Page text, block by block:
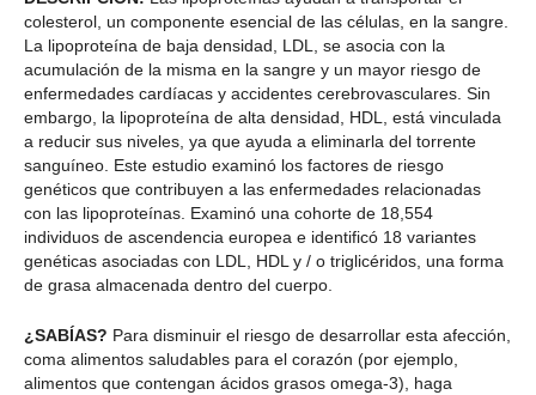
colesterol, un componente esencial de las células, en la sangre.
La lipoproteína de baja densidad, LDL, se asocia con la
acumulación de la misma en la sangre y un mayor riesgo de
enfermedades cardíacas y accidentes cerebrovasculares. Sin
embargo, la lipoproteína de alta densidad, HDL, está vinculada
a reducir sus niveles, ya que ayuda a eliminarla del torrente
sanguíneo. Este estudio examinó los factores de riesgo
genéticos que contribuyen a las enfermedades relacionadas
con las lipoproteínas. Examinó una cohorte de 18,554
individuos de ascendencia europea e identificó 18 variantes
genéticas asociadas con LDL, HDL y / o triglicéridos, una forma
de grasa almacenada dentro del cuerpo.
¿SABÍAS? Para disminuir el riesgo de desarrollar esta afección,
coma alimentos saludables para el corazón (por ejemplo,
alimentos que contengan ácidos grasos omega-3), haga